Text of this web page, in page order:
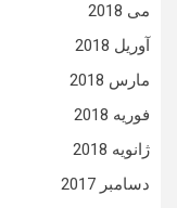
می 2018
آوریل 2018
مارس 2018
فوریه 2018
ژانویه 2018
دسامبر 2017